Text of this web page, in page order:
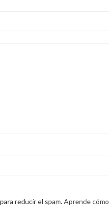
reducir el spam.Aprende